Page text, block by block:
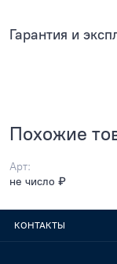
Гарантия и
Похожие
Арт:
не число ₽
КОНТАКТЫ